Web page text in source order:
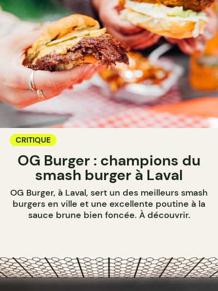
CRITIQUE
OG Burger : champions du
smash burger à Laval
OG Burger, à Laval, sert un des meilleurs smash
burgers en ville et une excellente poutine à la
sauce brune bien foncée. À découvrir.